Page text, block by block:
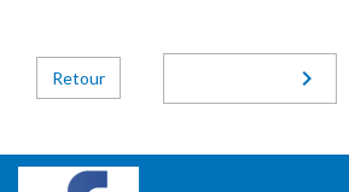
Retour